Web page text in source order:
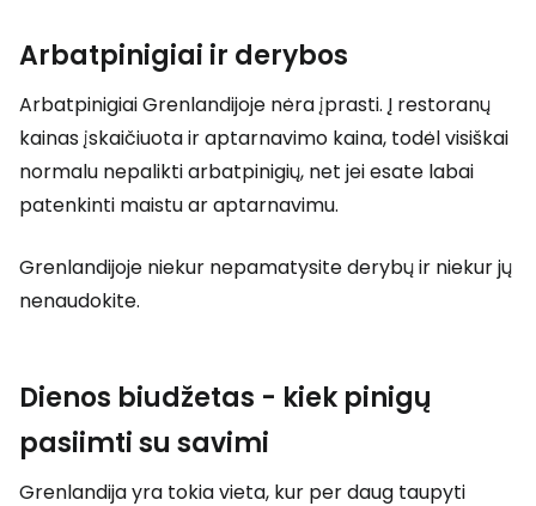
Arbatpinigiai ir derybos
Arbatpinigiai Grenlandijoje nėra įprasti. Į restoranų
kainas įskaičiuota ir aptarnavimo kaina, todėl visiškai
normalu nepalikti arbatpinigių, net jei esate labai
patenkinti maistu ar aptarnavimu.
Grenlandijoje niekur nepamatysite derybų ir niekur jų
nenaudokite.
Dienos biudžetas - kiek pinigų
pasiimti su savimi
Grenlandija yra tokia vieta, kur per daug taupyti